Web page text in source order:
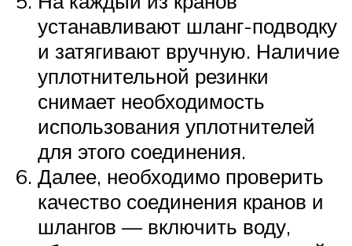
устанавливают шланг-подводку
и затягивают вручную. Наличие
уплотнительной резинки
снимает необходимость
использования уплотнителей
для этого соединения.
Далее, необходимо проверить
качество соединения кранов и
шлангов — включить воду,